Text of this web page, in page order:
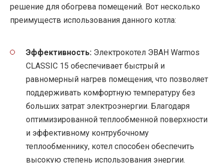
решение для обогрева помещений. Вот несколько
преимуществ использования данного котла:
Эффективность: Электрокотел ЭВАН Warmos
CLASSIC 15 обеспечивает быстрый и
равномерный нагрев помещения, что позволяет
поддерживать комфортную температуру без
больших затрат электроэнергии. Благодаря
оптимизированной теплообменной поверхности
и эффективному контрубочному
теплообменнику, котел способен обеспечить
высокую степень использования энергии.